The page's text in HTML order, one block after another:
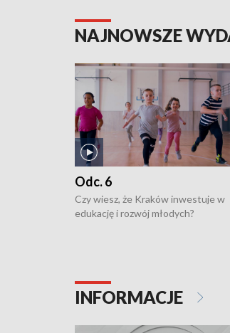
NAJNOWSZE
Odc. 6
Czy wiesz, że Kraków inwestuje w
edukację i rozwój młodych?
INFORMACJE